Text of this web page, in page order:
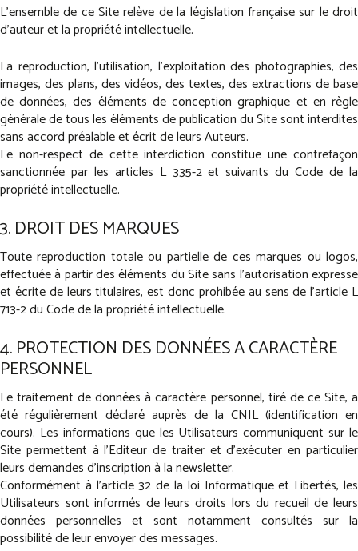
L'ensemble de ce Site relève de la législation française sur le droit
d'auteur et la propriété intellectuelle.
La reproduction, l'utilisation, l'exploitation des photographies, des
images, des plans, des vidéos, des textes, des extractions de base
de données, des éléments de conception graphique et en règle
générale de tous les éléments de publication du Site sont interdites
sans accord préalable et écrit de leurs Auteurs.
Le non-respect de cette interdiction constitue une contrefaçon
sanctionnée par les articles L 335-2 et suivants du Code de la
propriété intellectuelle.
3. DROIT DES MARQUES
Toute reproduction totale ou partielle de ces marques ou logos,
effectuée à partir des éléments du Site sans l'autorisation expresse
et écrite de leurs titulaires, est donc prohibée au sens de l'article L
713-2 du Code de la propriété intellectuelle.
4. PROTECTION DES DONNÉES A CARACTÈRE
PERSONNEL
Le traitement de données à caractère personnel, tiré de ce Site, a
été régulièrement déclaré auprès de la CNIL (identification en
cours). Les informations que les Utilisateurs communiquent sur le
Site permettent à l'Editeur de traiter et d'exécuter en particulier
leurs demandes d'inscription à la newsletter.
Conformément à l'article 32 de la loi Informatique et Libertés, les
Utilisateurs sont informés de leurs droits lors du recueil de leurs
données personnelles et sont notamment consultés sur la
possibilité de leur envoyer des messages.